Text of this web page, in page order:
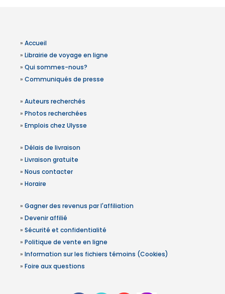
» Accueil
» Librairie de voyage en ligne
» Qui sommes-nous?
» Communiqués de presse
» Auteurs recherchés
» Photos recherchées
» Emplois chez Ulysse
» Délais de livraison
» Livraison gratuite
» Nous contacter
» Horaire
» Gagner des revenus par l'affiliation
» Devenir affilié
» Sécurité et confidentialité
» Politique de vente en ligne
» Information sur les fichiers témoins (Cookies)
» Foire aux questions